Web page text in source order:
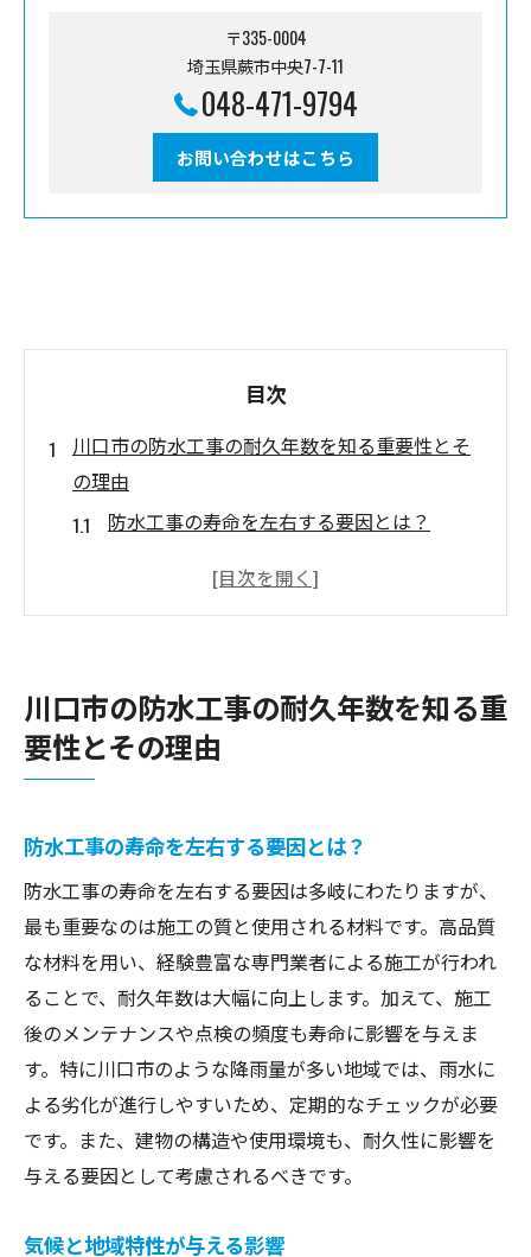
〒335-0004
埼玉県蕨市中央7-7-11
048-471-9794
お問い合わせはこちら
目次
川口市の防水工事の耐久年数を知る重要性とそ
の理由
防水工事の寿命を左右する要因とは？
気候と地域特性が与える影響
防水工事の更新時期を見極めるポイント
雨が多い埼玉県での防水工事の必要性を徹底解
川口市での降雨量と建物への影響
雨漏りリスクを最小化する方法
防水工事のタイミングとその効果
定期的な防水工事の経済的メリット
地域特有の問題に対応した防水工法
専門家によるアドバイスが重要な理由
防水工事の最適なタイミングとその見極め方
季節ごとの工事のメリットとデメリット
劣化が進行する前の対策
防水材の種類と耐久年数の関係
川口市の防水工事の耐久年数を知る重
要性とその理由
防水工事の寿命を左右する要因とは？
防水工事の寿命を左右する要因は多岐にわたりますが、
最も重要なのは施工の質と使用される材料です。高品質
な材料を用い、経験豊富な専門業者による施工が行われ
ることで、耐久年数は大幅に向上します。加えて、施工
後のメンテナンスや点検の頻度も寿命に影響を与えま
す。特に川口市のような降雨量が多い地域では、雨水に
よる劣化が進行しやすいため、定期的なチェックが必要
です。また、建物の構造や使用環境も、耐久性に影響を
与える要因として考慮されるべきです。
気候と地域特性が与える影響